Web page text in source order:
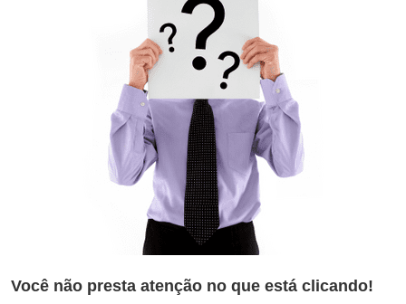
Você não presta atenção no que está clicando!